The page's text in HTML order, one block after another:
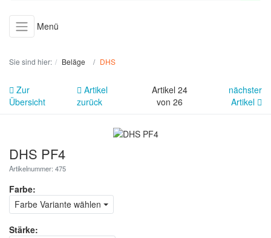
Menü
Sie sind hier: Beläge DHS
Zur
Übersicht
Artikel
zurück
Artikel 24
von 26
nächster
Artikel
DHS PF4
Artikelnummer: 475
Farbe:
Farbe Variante wählen
Stärke: